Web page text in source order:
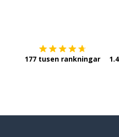
177 tusen rankningar